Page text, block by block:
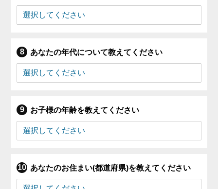
あなたの年代について教えてください
お子様の年齢を教えてください
あなたのお住まい(都道府県)を教えてください